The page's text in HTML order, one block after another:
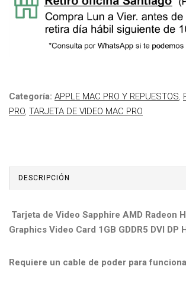
Categoría: APPLE MAC PRO Y REPUESTOS,
PRO, TARJETA DE VIDEO MAC PRO
DESCRIPCIÓN
Tarjeta de Video Sapphire AMD Radeon
Graphics Video Card 1GB GDDR5 DVI DP
Requiere un cable de poder para